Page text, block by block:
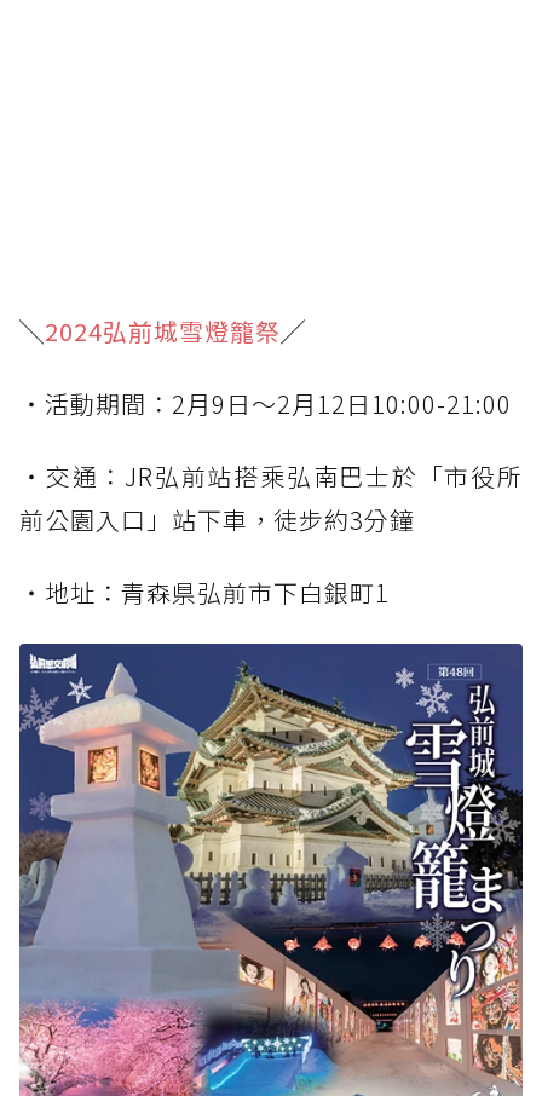
╲2024弘前城雪燈籠祭╱
・活動期間：2月9日～2月12日10:00-21:00
・交通：JR弘前站搭乘弘南巴士於「市役所
前公園入口」站下車，徒步約3分鐘
・地址：青森県弘前市下白銀町1